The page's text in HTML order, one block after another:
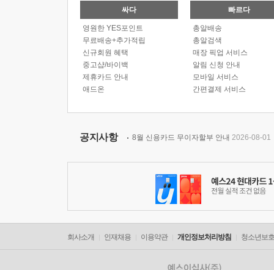
싸다
영원한 YES포인트
무료배송+추가적립
신규회원 혜택
중고샵/바이백
제휴카드 안내
애드온
빠르다
총알배송
총알검색
매장 픽업 서비스
알림 신청 안내
모바일 서비스
간편결제 서비스
공지사항 8월 신용카드 무이자할부 안내 2026-08-01
회사소개 인재채용 이용약관 개인정보처리방침 청소년보